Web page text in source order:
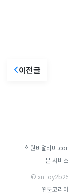
이전글
학원비알리미
본 서비
© xn--
웹툰코리아